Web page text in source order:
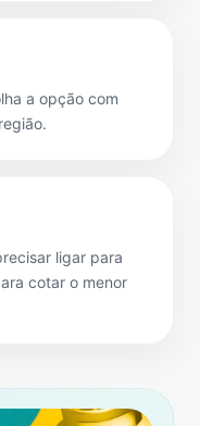
a opção com
ligar para
cotar o menor